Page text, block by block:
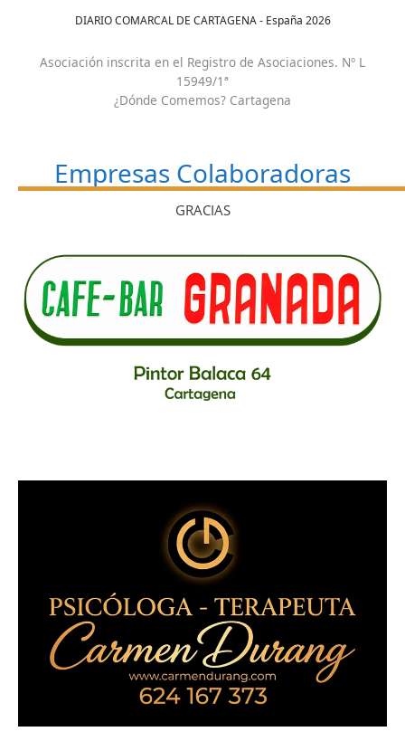
DIARIO COMARCAL DE CARTAGENA - España 2026
Asociación inscrita en el Registro de Asociaciones. Nº L
15949/1ª
¿Dónde Comemos? Cartagena
Empresas Colaboradoras
GRACIAS